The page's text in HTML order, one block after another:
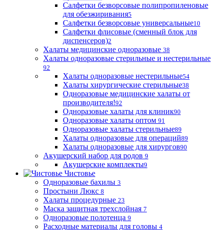
Салфетки безворсовые полипропиленовые
для обезжиривания5
Салфетки безворсовые универсальные10
Салфетки флисовые (сменный блок для
диспенсеров)2
Халаты медицинские одноразовые 38
Халаты одноразовые стерильные и нестерильные
92
Халаты одноразовые нестерильные54
Халаты хирургические стерильные38
Одноразовые медицинские халаты от
производителя!92
Одноразовые халаты для клиник90
Одноразовые халаты оптом 91
Одноразовые халаты стерильные89
Халаты одноразовые для операций89
Халаты одноразовые для хирургов90
Акушерский набор для родов 9
Акушерские комплекты9
Чистовье
Одноразовые бахилы 3
Простыни Люкс 8
Халаты процедурные 23
Маска защитная трехслойная 7
Одноразовые полотенца 9
Расходные материалы для головы 4